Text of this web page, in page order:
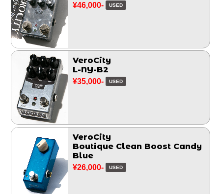
¥46,000- USED
VeroCity
L-NY-B2
¥35,000- USED
VeroCity
Boutique Clean Boost Candy
Blue
¥26,000- USED